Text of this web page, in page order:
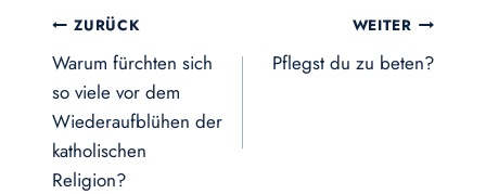
Beitragsnavigation
ZURÜCK
Warum fürchten sich
so viele vor dem
Wiederaufblühen der
katholischen
Religion?
WEITER
Pflegst du zu beten?